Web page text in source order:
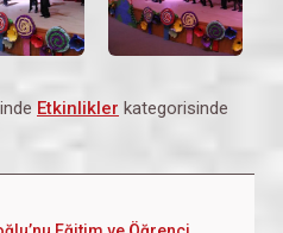
Etkinlikler kategorisinde